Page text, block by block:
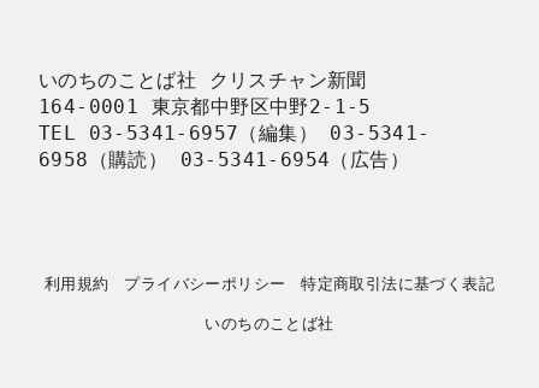
いのちのことば社 クリスチャン新聞
164-0001 東京都中野区中野2-1-5
TEL 03-5341-6957（編集） 03-5341-
6958（購読） 03-5341-6954（広告）
利用規約 プライバシーポリシー
特定商取引法に基づく表記
いのちのことば社